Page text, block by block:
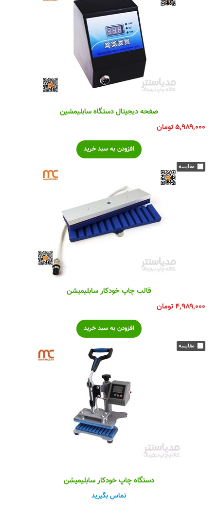
صفحه دیجیتال دستگاه سابلیمشین
۵,۹۸۹,۰۰۰تومان
قالب چاپ خودکار سابلیمیشن
۴,۹۸۹,۰۰۰تومان
دستگاه چاپ خودکار سابلیمیشن
تماس بگیرید